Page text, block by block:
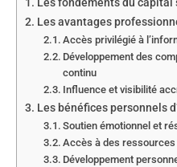
Les avantages
Accès privilégié à
Développement des
continu
Influence et visibilité
Les bénéfices personnels
Soutien émotionnel et
Accès à des
Développement